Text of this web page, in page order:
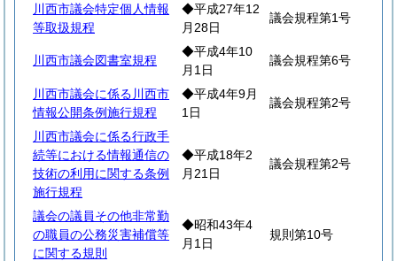
川西市議会特定個人情報
等取扱規程
◆平成27年12
月28日
議会規程第1号
川西市議会図書室規程
◆平成4年10
月1日
議会規程第6号
川西市議会に係る川西市
情報公開条例施行規程
◆平成4年9月
1日
議会規程第2号
川西市議会に係る行政手
続等における情報通信の
技術の利用に関する条例
施行規程
◆平成18年2
月21日
議会規程第2号
議会の議員その他非常勤
の職員の公務災害補償等
に関する規則
◆昭和43年4
月1日
規則第10号